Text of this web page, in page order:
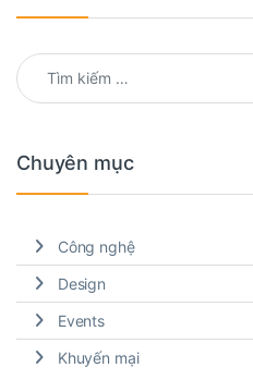
Tìm kiếm cho:
Chuyên mục
Công nghệ
Design
Events
Khuyến mại